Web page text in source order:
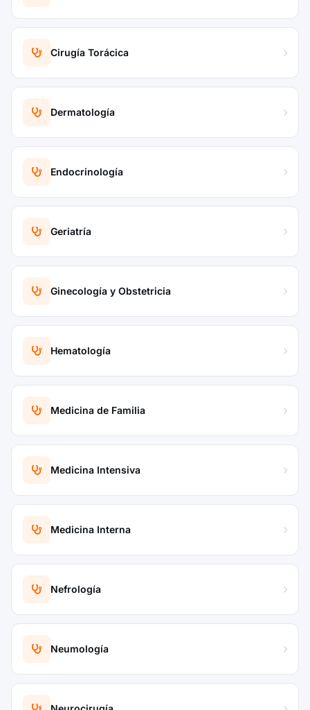
Cirugía Torácica
Dermatología
Endocrinología
Geriatría
Ginecología y Obstetricia
Hematología
Medicina de Familia
Medicina Intensiva
Medicina Interna
Nefrología
Neumología